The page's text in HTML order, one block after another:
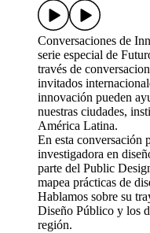
Conversaciones de
serie especial de
través de
invitados
innovación pueden
nuestras ciudades,
América Latina.
En esta conversación
investigadora en
parte del Public
mapea prácticas de
Hablamos sobre su
Diseño Público y los
región.